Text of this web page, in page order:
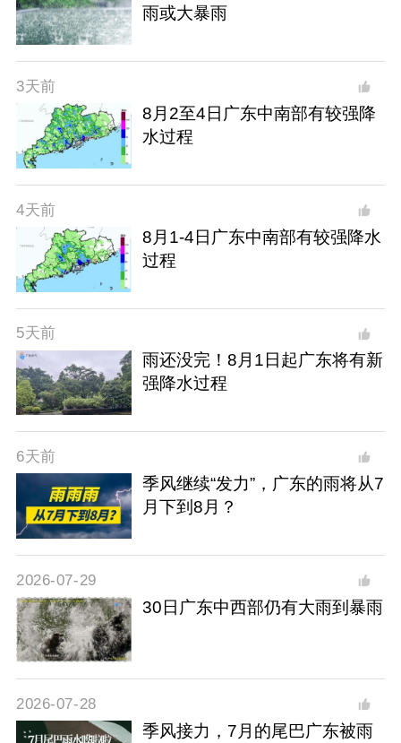
雨或大暴雨
3天前
8月2至4日广东中南部有较强降
水过程
4天前
8月1-4日广东中南部有较强降水
过程
5天前
雨还没完！8月1日起广东将有新
强降水过程
6天前
季风继续“发力”，广东的雨将从7
月下到8月？
2026-07-29
30日广东中西部仍有大雨到暴雨
2026-07-28
季风接力，7月的尾巴广东被雨